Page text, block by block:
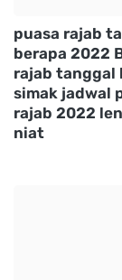
puasa rajab
berapa 2022
rajab tanggal
simak jadwal
rajab 2022
niat